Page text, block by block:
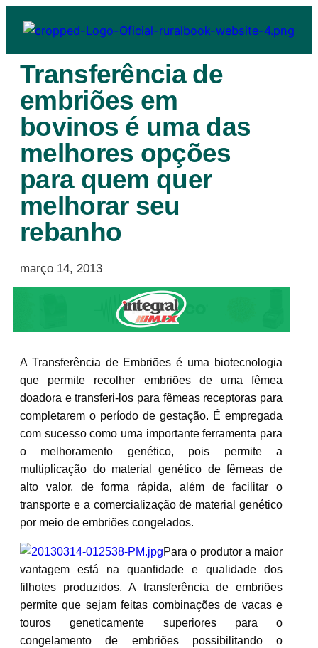
Transferência de
embriões em
bovinos é uma das
melhores opções
para quem quer
melhorar seu
rebanho
março 14, 2013
A Transferência de Embriões é uma biotecnologia
que permite recolher embriões de uma fêmea
doadora e transferi-los para fêmeas receptoras para
completarem o período de gestação. É empregada
com sucesso como uma importante ferramenta para
o melhoramento genético, pois permite a
multiplicação do material genético de fêmeas de
alto valor, de forma rápida, além de facilitar o
transporte e a comercialização de material genético
por meio de embriões congelados.
Para o produtor a maior
vantagem está na quantidade e qualidade dos
filhotes produzidos. A transferência de embriões
permite que sejam feitas combinações de vacas e
touros geneticamente superiores para o
congelamento de embriões possibilitando o